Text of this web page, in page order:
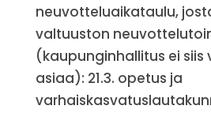
neuvotteluaikataulu,
valtuuston
(kaupunginhallitus ei siis
asiaa): 21.3. opetus ja